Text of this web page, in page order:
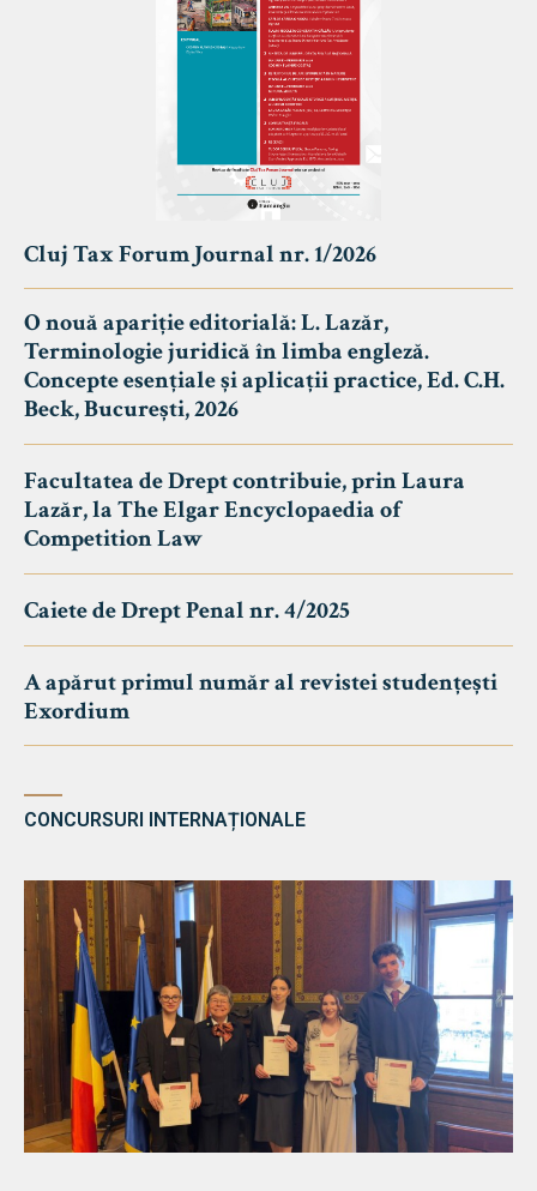
Cluj Tax Forum Journal nr. 1/2026
O nouă apariție editorială: L. Lazăr,
Terminologie juridică în limba engleză.
Concepte esențiale și aplicații practice, Ed. C.H.
Beck, București, 2026
Facultatea de Drept contribuie, prin Laura
Lazăr, la The Elgar Encyclopaedia of
Competition Law
Caiete de Drept Penal nr. 4/2025
A apărut primul număr al revistei studențești
Exordium
CONCURSURI INTERNAȚIONALE